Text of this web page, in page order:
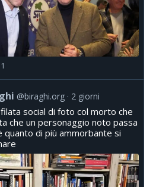
1
@biraghi.org 2 giorni
social di foto col morto che
che un personaggio noto passa
quanto di più ammorbante si